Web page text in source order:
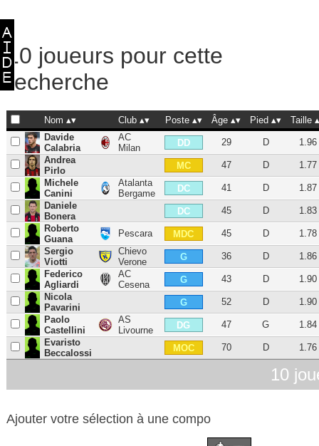
10 joueurs pour cette
recherche
Nom Club Poste Âge Pied
Taille
Davide
Calabria
AC
Milan
DD 29 D
1.96
Andrea
Pirlo
MC 47 D
1.77
Michele
Canini
Atalanta
Bergame
DC 41 D
1.87
Daniele
Bonera
DC 45 D
1.83
Roberto
Guana
Pescara MDC 45 D
1.78
Sergio
Viotti
Chievo
Verone
G 36 D
1.86
Federico
Agliardi
AC
Cesena
G 43 D
1.90
Nicola
Pavarini
G 52 D
1.90
Paolo
Castellini
AS
Livourne
DG 47 G
1.84
Evaristo
Beccalossi
MOC 70 D 1.76
10
Ajouter votre sélection à une compo